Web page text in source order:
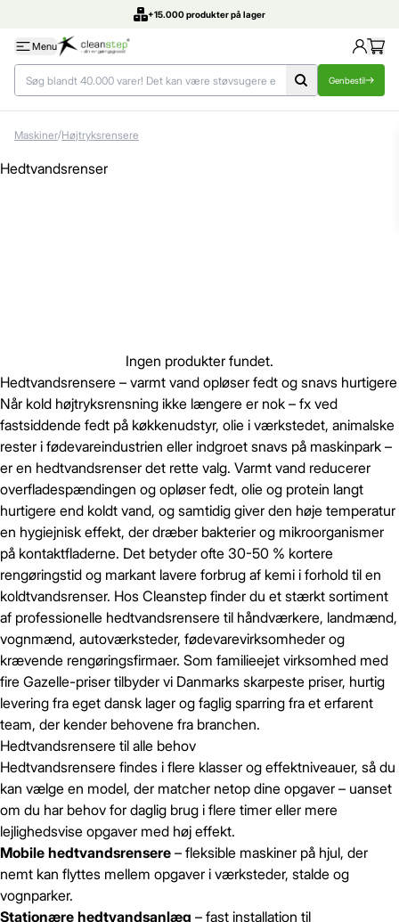
+15.000 produkter på lager
Menu
Genbestil
Maskiner/Højtryksrensere
Hedtvandsrenser
Ingen produkter fundet.
Hedtvandsrensere – varmt vand opløser fedt og snavs hurtigere
Når kold højtryksrensning ikke længere er nok – fx ved
fastsiddende fedt på køkkenudstyr, olie i værkstedet, animalske
rester i fødevareindustrien eller indgroet snavs på maskinpark –
er en hedtvandsrenser det rette valg. Varmt vand reducerer
overfladespændingen og opløser fedt, olie og protein langt
hurtigere end koldt vand, og samtidig giver den høje temperatur
en hygiejnisk effekt, der dræber bakterier og mikroorganismer
på kontaktfladerne. Det betyder ofte 30-50 % kortere
rengøringstid og markant lavere forbrug af kemi i forhold til en
koldtvandsrenser. Hos Cleanstep finder du et stærkt sortiment
af professionelle hedtvandsrensere til håndværkere, landmænd,
vognmænd, autoværksteder, fødevarevirksomheder og
krævende rengøringsfirmaer. Som familieejet virksomhed med
fire Gazelle-priser tilbyder vi Danmarks skarpeste priser, hurtig
levering fra eget dansk lager og faglig sparring fra et erfarent
team, der kender behovene fra branchen.
Hedtvandsrensere til alle behov
Hedtvandsrensere findes i flere klasser og effektniveauer, så du
kan vælge en model, der matcher netop dine opgaver – uanset
om du har behov for daglig brug i flere timer eller mere
lejlighedsvise opgaver med høj effekt.
Mobile hedtvandsrensere – fleksible maskiner på hjul, der
nemt kan flyttes mellem opgaver i værksteder, stalde og
vognparker.
Stationære hedtvandsanlæg – fast installation til